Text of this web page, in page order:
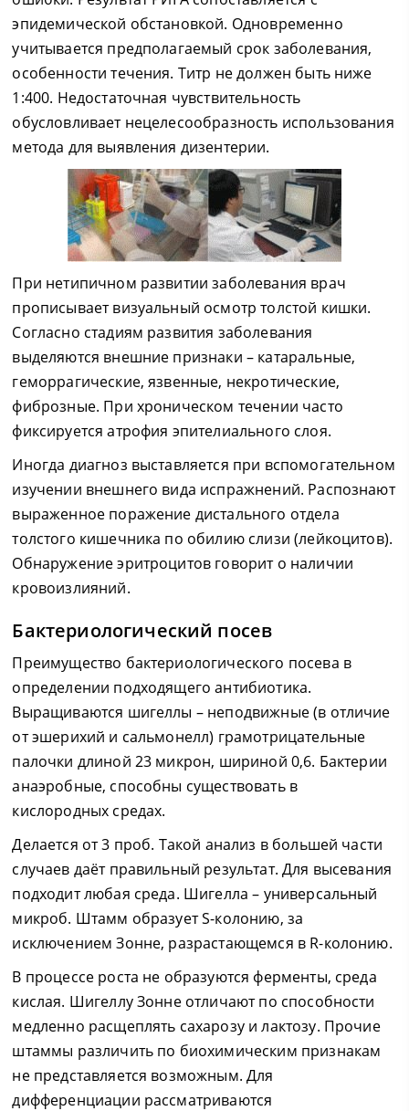
эпидемической обстановкой. Одновременно
учитывается предполагаемый срок заболевания,
особенности течения. Титр не должен быть ниже
1:400. Недостаточная чувствительность
обусловливает нецелесообразность использования
метода для выявления дизентерии.
При нетипичном развитии заболевания врач
прописывает визуальный осмотр толстой кишки.
Согласно стадиям развития заболевания
выделяются внешние признаки – катаральные,
геморрагические, язвенные, некротические,
фиброзные. При хроническом течении часто
фиксируется атрофия эпителиального слоя.
Иногда диагноз выставляется при вспомогательном
изучении внешнего вида испражнений. Распознают
выраженное поражение дистального отдела
толстого кишечника по обилию слизи (лейкоцитов).
Обнаружение эритроцитов говорит о наличии
кровоизлияний.
Бактериологический посев
Преимущество бактериологического посева в
определении подходящего антибиотика.
Выращиваются шигеллы – неподвижные (в отличие
от эшерихий и сальмонелл) грамотрицательные
палочки длиной 23 микрон, шириной 0,6. Бактерии
анаэробные, способны существовать в
кислородных средах.
Делается от 3 проб. Такой анализ в большей части
случаев даёт правильный результат. Для высевания
подходит любая среда. Шигелла – универсальный
микроб. Штамм образует S-колонию, за
исключением Зонне, разрастающемся в R-колонию.
В процессе роста не образуются ферменты, среда
кислая. Шигеллу Зонне отличают по способности
медленно расщеплять сахарозу и лактозу. Прочие
штаммы различить по биохимическим признакам
не представляется возможным. Для
дифференциации рассматриваются